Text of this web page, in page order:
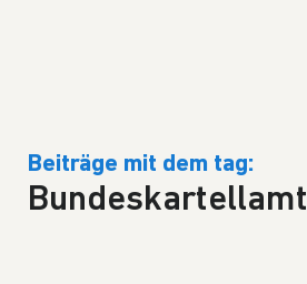
Beiträge mit dem tag:
Bundeskartellamt